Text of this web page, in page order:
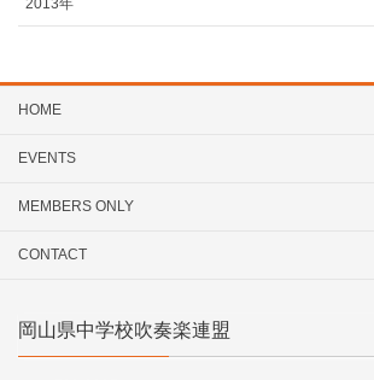
HOME
EVENTS
MEMBERS ONLY
CONTACT
岡山県中学校吹奏楽連盟